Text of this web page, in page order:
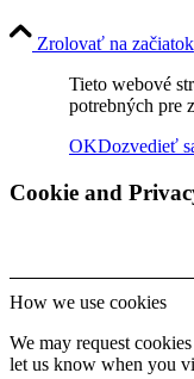
ŠPORT
Rok
Rok
Zrolovať na začiatok
Tieto webové
potrebných pre
OKDozvedieť
Cookie and
How we use cookies
We may request
let us know when you